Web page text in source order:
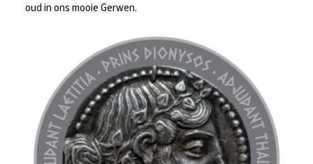
oud in ons mooie Gerwen.